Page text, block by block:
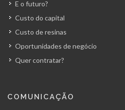
E o futuro?
Custo do capital
Custo de resinas
Oportunidades de negócio
Quer contratar?
COMUNICAÇÃO